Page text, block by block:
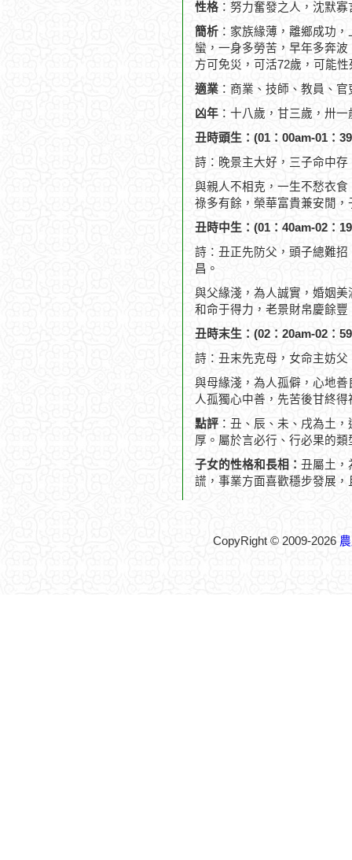
性格 ：努力奮發之人，沈默
簡析 ：家族緣薄，離鄉成功
蠻，一身多勞苦，早年多奔
方可免災，可活72歲，可能
適業 ：商業、技師、教員、
凶年 ：十八歲，甘三歲，卅
丑時頭生：(01：00am-01：
詩：晚景主大好，三子命中
與親人不相克，一生不愁衣
祿多有餘，榮華富貴兼安閒
丑時中生：(01：40am-02：
詩：丑正先防父，頭子總難
昌。
與父緣淺，為人誠實，婚姻
和命于得力，老景財帛慶餘豐
丑時末生：(02：20am-02：
詩：丑末先克母，女命主妨
與母緣淺，為人孤僻，心地
人孤獨心中善，先苦後甘終
點評 ：丑、辰、未、戌為土
厚。屬於言必行、行必果的
子女的性格和長相： 丑屬土，
謊，事業方面喜歡穩步發展，
CopyRight © 2009-2026